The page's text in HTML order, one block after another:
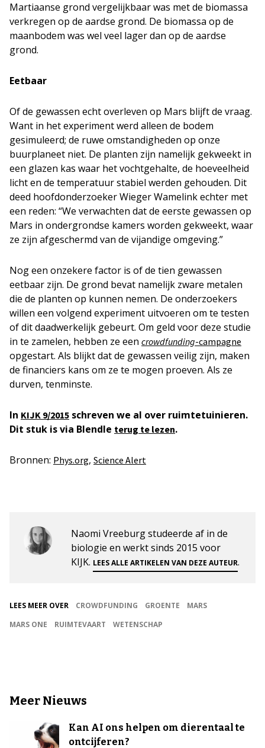
Martiaanse grond vergelijkbaar was met de biomassa
verkregen op de aardse grond. De biomassa op de
maanbodem was wel veel lager dan op de aardse
grond.
Eetbaar
Of de gewassen echt overleven op Mars blijft de vraag.
Want in het experiment werd alleen de bodem
gesimuleerd; de ruwe omstandigheden op onze
buurplaneet niet. De planten zijn namelijk gekweekt in
een glazen kas waar het vochtgehalte, de hoeveelheid
licht en de temperatuur stabiel werden gehouden. Dit
deed hoofdonderzoeker Wieger Wamelink echter met
een reden: “We verwachten dat de eerste gewassen op
Mars in ondergrondse kamers worden gekweekt, waar
ze zijn afgeschermd van de vijandige omgeving.”
Nog een onzekere factor is of de tien gewassen
eetbaar zijn. De grond bevat namelijk zware metalen
die de planten op kunnen nemen. De onderzoekers
willen een volgend experiment uitvoeren om te testen
of dit daadwerkelijk gebeurt. Om geld voor deze studie
in te zamelen, hebben ze een crowdfunding-campagne
opgestart. Als blijkt dat de gewassen veilig zijn, maken
de financiers kans om ze te mogen proeven. Als ze
durven, tenminste.
In KIJK 9/2015 schreven we al over ruimtetuinieren.
Dit stuk is via Blendle terug te lezen.
Bronnen: Phys.org, Science Alert
Naomi Vreeburg studeerde af in de
biologie en werkt sinds 2015 voor
KIJK. LEES ALLE ARTIKELEN VAN DEZE AUTEUR.
LEES MEER OVER CROWDFUNDING GROENTE
MARS
MARS ONE
RUIMTEVAART WETENSCHAP
Meer Nieuws
Kan AI ons helpen om dierentaal te
ontcijferen?